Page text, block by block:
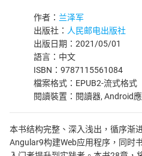
作者： 兰泽军
出版社： 人民邮电出版社
出版日期：2021/05/01
語言：中文
ISBN：9787115561084
檔案格式：EPUB2-流式格式
閱讀裝置：閱讀器, Android
本书结构完整、深入浅出，循序渐
Angular9构建Web应用程序，同时